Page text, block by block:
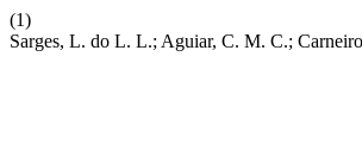
(1)
Sarges, L. do L. L.; Aguiar, C. M. C.;